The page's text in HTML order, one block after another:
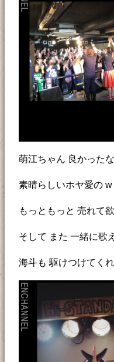
萌江ちゃん 良かった
素晴らしいホヤ愛の
もっともっと 売れて
そして また 一緒に歌
海斗も 駆けつけてく